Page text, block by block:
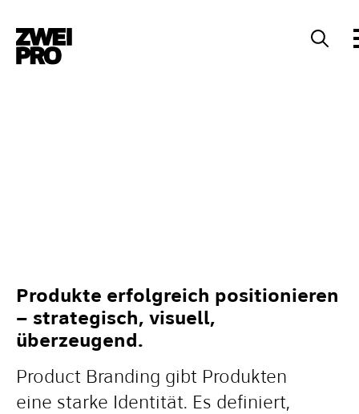
Produkte erfolgreich positionieren
– strategisch, visuell,
überzeugend.
Product Branding gibt Produkten
eine starke Identität. Es definiert,